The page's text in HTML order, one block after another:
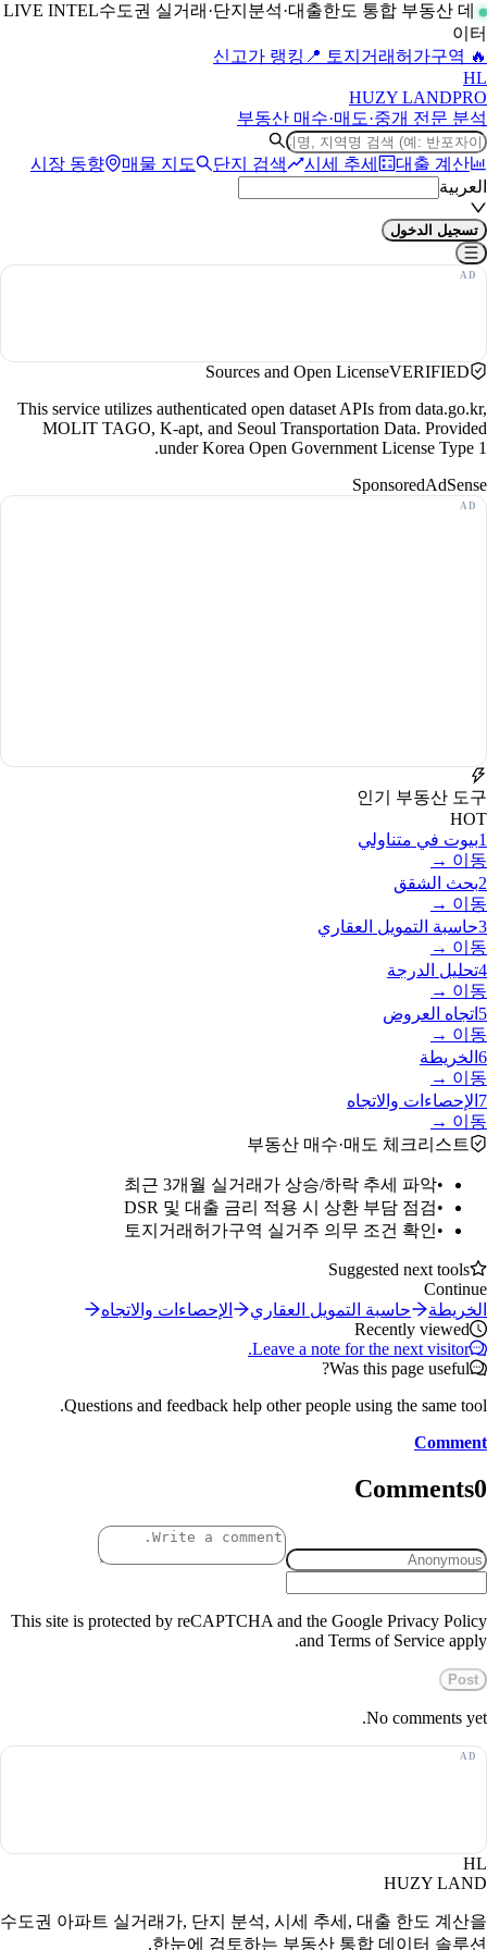
LIVE INTEL
수도권 실거래·단지분석·대출한도 통합 부동산 데
이터
🔥 신고가 랭킹
📍 토지거래허가구역
HL
HUZY LANDPRO
부동산 매수·매도·중개 전문 분석
시장 동향 매물 지도 단지 검색 시세 추세
대출 계산
العربية
تسجيل الدخول
Sources and Open LicenseVERIFIED
This service utilizes authenticated open dataset APIs from data.go.kr,
MOLIT TAGO, K-apt, and Seoul Transportation Data. Provided
under Korea Open Government License Type 1.
SponsoredAdSense
인기 부동산 도구
HOT
1بيوت في متناولي
이동 →
2بحث الشقق
이동 →
3حاسبة التمويل العقاري
이동 →
4تحليل الدرجة
이동 →
5 اتجاه العروض
이동 →
6 الخريطة
이동 →
7 الإحصاءات والاتجاه
이동 →
부동산 매수·매도 체크리스트
•
최근 3개월 실거래가 상승/하락 추세 파악
•
DSR 및 대출 금리 적용 시 상환 부담 점검
•
토지거래허가구역 실거주 의무 조건 확인
Suggested next tools
Continue
الخريطة
حاسبة التمويل العقاري
الإحصاءات والاتجاه
Recently viewed
Leave a note for the next visitor.
Was this page useful?
Questions and feedback help other people using the same tool.
Comment
Comments0
This site is protected by reCAPTCHA and the Google Privacy Policy
and Terms of Service apply.
Post
No comments yet.
HL
HUZY LAND
수도권 아파트 실거래가, 단지 분석, 시세 추세, 대출 한도 계산을
한눈에 검토하는 부동산 통합 데이터 솔루션.